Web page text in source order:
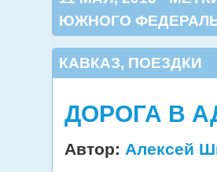
ЮЖНОГО
КАВКАЗ, ПОЕЗДКИ
ДОРОГА В
Автор: Алексей